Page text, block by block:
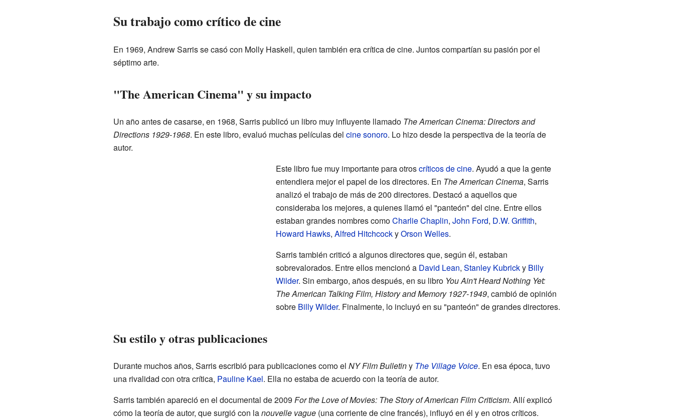
Su trabajo como crítico de cine
En 1969, Andrew Sarris se casó con Molly Haskell, quien también era crítica de cine. Juntos compartían su pasión por el
séptimo arte.
"The American Cinema" y su impacto
Un año antes de casarse, en 1968, Sarris publicó un libro muy influyente llamado The American Cinema: Directors and
Directions 1929-1968. En este libro, evaluó muchas películas del cine sonoro. Lo hizo desde la perspectiva de la teoría de
autor.
Este libro fue muy importante para otroscríticos de cine. Ayudó a que la gente
entendiera mejor el papel de los directores. En The American Cinema, Sarris
analizó el trabajo de más de 200 directores. Destacó a aquellos que
consideraba los mejores, a quienes llamó el "panteón" del cine. Entre ellos
estaban grandes nombres comoCharlie Chaplin, John Ford, D.W. Griffith,
Howard Hawks, Alfred HitchcockyOrson Welles.
Sarris también criticó a algunos directores que, según él, estaban
sobrevalorados. Entre ellos mencionó a David Lean, Stanley Kubricky Billy
Wilder. Sin embargo, años después, en su libro You Ain't Heard Nothing Yet:
The American Talking Film, History and Memory 1927-1949, cambió de opinión
sobre Billy Wilder. Finalmente, lo incluyó en su "panteón" de grandes directores.
Su estilo y otras publicaciones
Durante muchos años, Sarris escribió para publicaciones como el NY Film Bulletiny The Village Voice. En esa época, tuvo
una rivalidad con otra crítica, Pauline Kael. Ella no estaba de acuerdo con la teoría de autor.
Sarris también apareció en el documental de 2009 For the Love of Movies: The Story of American Film Criticism. Allí explicó
cómo la teoría de autor, que surgió con lanouvelle vague(una corriente de cine francés), influyó en él y en otros críticos.